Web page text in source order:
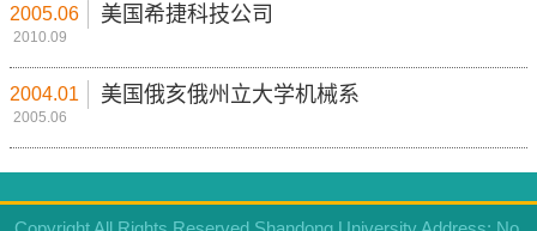
2005.06
2010.09
美国希捷科技公司
2004.01
2005.06
美国俄亥俄州立大学机械系